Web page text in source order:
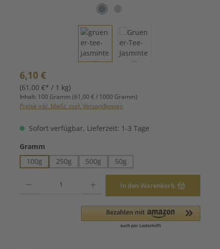
Regulärer Preis:
6,10 €
(61,00 €* / 1 kg)
Inhalt: 100 Gramm (61,00 € / 1000 Gramm)
Preise inkl. MwSt. zzgl. Versandkosten
Sofort verfügbar, Lieferzeit: 1-3 Tage
Gramm
100g
250g 500g 50g
In den Warenkorb